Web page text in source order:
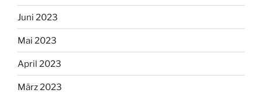
Juni 2023
Mai 2023
April 2023
März 2023